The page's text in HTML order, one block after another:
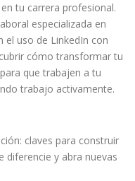
tu carrera profesional.
especializada en
el uso de LinkedIn con
cómo transformar tu
que trabajen a tu
trabajo activamente.
claves para construir
diferencie y abra nuevas